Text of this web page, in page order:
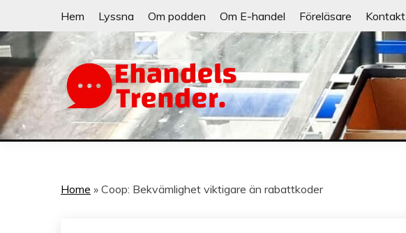
content
Hem Lyssna Om podden Om E-handel Föreläsare Kontakt
EHANDELSTRENDER
När allt blir e-handel
Home » Coop: Bekvämlighet viktigare än rabattkoder